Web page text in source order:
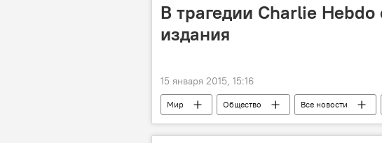
В трагедии Charlie Hebdo
издания
15 января 2015, 15:16
Мир Общество Все новости
Стефан Шарбоннье
теракт